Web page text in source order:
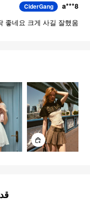
a***8
CiderGang
오 제가 키가 커서 그런지 저는 딱 좋네요 크게 사길 잘했움..